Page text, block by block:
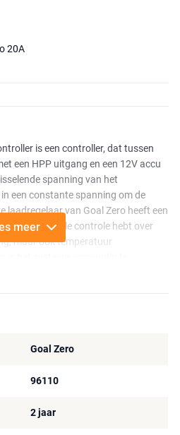
20A
is een controller, dat tussen
een HPP uitgang en een 12V accu
spanning van het
een constante spanning om de
laadregelaar van Goal Zero heeft een
je een visuele controle hebt over
maar ook temperatuur
accessoires.
bestand is tegen water en sneeuw.
het batterijtype kunt selecteren en
meer
Goal Zero
96110
2 jaar